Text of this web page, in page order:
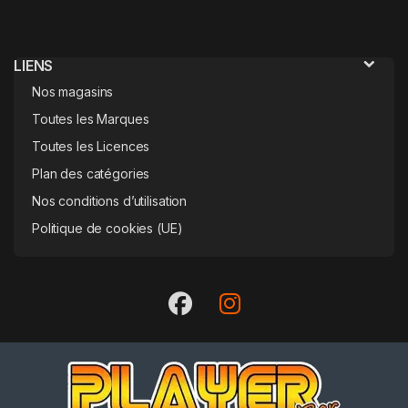
LIENS
Nos magasins
Toutes les Marques
Toutes les Licences
Plan des catégories
Nos conditions d’utilisation
Politique de cookies (UE)